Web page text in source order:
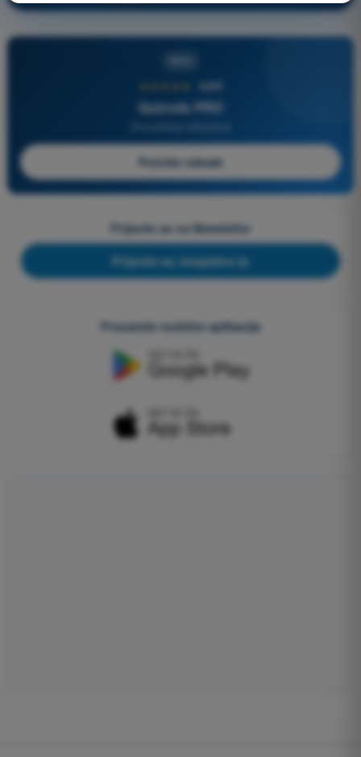
4,6/5
Quizvds PRO
Počnite odmah
Prijavite se na Newsletter
Prijavite se, besplatno je
Preuzmite mobilne aplikacije